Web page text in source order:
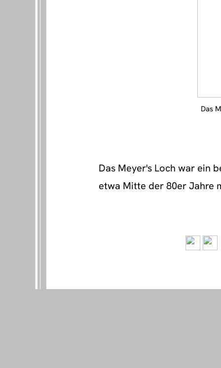
Das
Das Meyer's Loch war ein
etwa Mitte der 80er Jahre